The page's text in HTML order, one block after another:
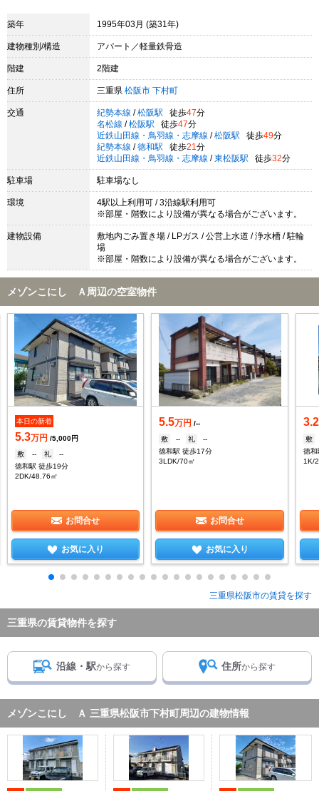
築年 1995年03月 (築31年)
建物種別/構造 アパート／軽量鉄骨造
階建 2階建
住所 三重県 松阪市 下村町
交通 紀勢本線 / 松阪駅 徒歩47分
名松線 / 松阪駅 徒歩47分
近鉄山田線・鳥羽線・志摩線 / 松阪駅 徒歩49分
紀勢本線 / 徳和駅 徒歩21 分
近鉄山田線・鳥羽線・志摩線 / 東松阪駅 徒歩32分
駐車場 駐車場なし
環境
4駅以上利用可 / 3沿線駅利用可
※部屋・階数により設備が異なる場合がございます。
建物設備
敷地内ごみ置き場 / LPガス / 公営上水道 / 浄水槽 / 駐輪
場
※部屋・階数により設備が異なる場合がございます。
メゾンこにし Ａ周辺の空室物件
本日の新着
5.3万円 /5,000円
敷
-- 礼
--
徳和駅 徒歩19分
2DK/48.76㎡
お問合せ
お気に入り
5.5万円 /--
敷
-- 礼
--
徳和駅 徒歩17分
3LDK/70㎡
お問合せ
お気に入り
3.2
敷
徳
1K/
三重県松阪市の賃貸を探す
三重県の賃貸物件を探す
沿線・駅から探す 住所から探す
メゾンこにし Ａ 三重県松阪市下村町周辺の建物情報